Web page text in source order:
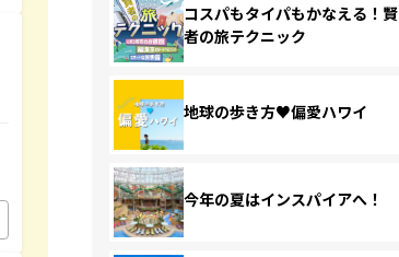
コスパもタイパもかなえる！賢
者の旅テクニック
地球の歩き方♥偏愛ハワイ
今年の夏はインスパイアへ！